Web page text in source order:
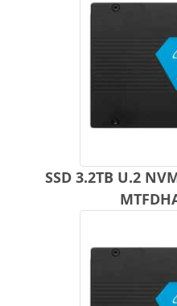
SSD 3.2TB U.2